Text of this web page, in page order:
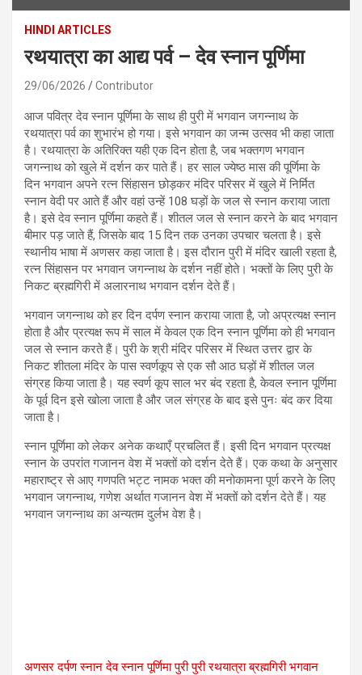
HINDI ARTICLES
रथयात्रा का आद्य पर्व – देव स्नान पूर्णिमा
29/06/2026 Contributor
आज पवित्र देव स्नान पूर्णिमा के साथ ही पुरी में भगवान जगन्नाथ के
रथयात्रा पर्व का शुभारंभ हो गया। इसे भगवान का जन्म उत्सव भी कहा जाता
है। रथयात्रा के अतिरिक्त यही एक दिन होता है, जब भक्तगण भगवान
जगन्नाथ को खुले में दर्शन कर पाते हैं। हर साल ज्येष्ठ मास की पूर्णिमा के
दिन भगवान अपने रत्न सिंहासन छोड़कर मंदिर परिसर में खुले में निर्मित
स्नान वेदी पर आते हैं और वहां उन्हें 108 घड़ों के जल से स्नान कराया जाता
है। इसे देव स्नान पूर्णिमा कहते हैं। शीतल जल से स्नान करने के बाद भगवान
बीमार पड़ जाते हैं, जिसके बाद 15 दिन तक उनका उपचार चलता है। इसे
स्थानीय भाषा में अणसर कहा जाता है। इस दौरान पुरी में मंदिर खाली रहता है,
रत्न सिंहासन पर भगवान जगन्नाथ के दर्शन नहीं होते। भक्तों के लिए पुरी के
निकट ब्रह्मगिरी में अलारनाथ भगवान दर्शन देते हैं।
भगवान जगन्नाथ को हर दिन दर्पण स्नान कराया जाता है, जो अप्रत्यक्ष स्नान
होता है और प्रत्यक्ष रूप में साल में केवल एक दिन स्नान पूर्णिमा को ही भगवान
जल से स्नान करते हैं। पुरी के श्री मंदिर परिसर में स्थित उत्तर द्वार के
निकट शीतला मंदिर के पास स्वर्णकूप से एक सौ आठ घड़ों में शीतल जल
संग्रह किया जाता है। यह स्वर्ण कूप साल भर बंद रहता है, केवल स्नान पूर्णिमा
के पूर्व दिन इसे खोला जाता है और जल संग्रह के बाद इसे पुनः बंद कर दिया
जाता है।
स्नान पूर्णिमा को लेकर अनेक कथाएँ प्रचलित हैं। इसी दिन भगवान प्रत्यक्ष
स्नान के उपरांत गजानन वेश में भक्तों को दर्शन देते हैं। एक कथा के अनुसार
महाराष्ट्र से आए गणपति भट्ट नामक भक्त की मनोकामना पूर्ण करने के लिए
भगवान जगन्नाथ, गणेश अर्थात गजानन वेश में भक्तों को दर्शन देते हैं। यह
भगवान जगन्नाथ का अन्यतम दुर्लभ वेश है।
अणसर दर्पण स्नान देव स्नान पूर्णिमा पुरी पुरी रथयात्रा ब्रह्मगिरी भगवान